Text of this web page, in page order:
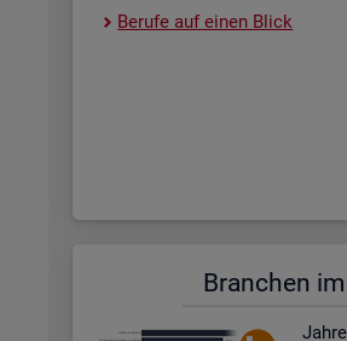
Be­ru­fe auf einen Blick
Bran­chen